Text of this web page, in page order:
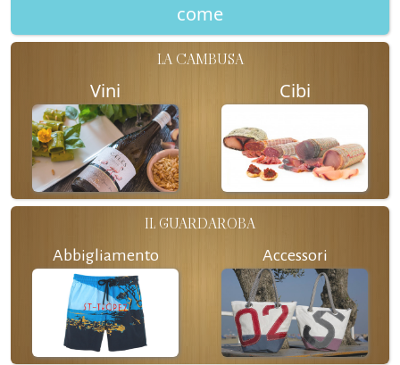
come
LA CAMBUSA
Vini Cibi
IL GUARDAROBA
Abbigliamento Accessori